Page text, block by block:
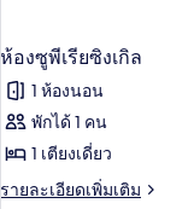
ห้องซูพีเรียซิงเกิล
1 ห้องนอน
พักได้ 1 คน
1 เตียงเดี่ยว
รายละเอียดเพิ่มเติม
ราย